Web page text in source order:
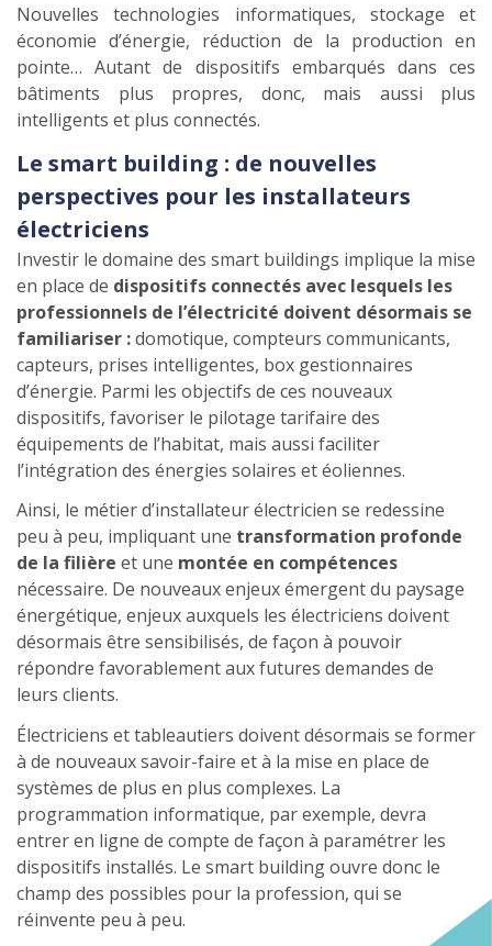
Nouvelles technologies informatiques, stockage et
économie d’énergie, réduction de la production en
pointe… Autant de dispositifs embarqués dans ces
bâtiments plus propres, donc, mais aussi plus
intelligents et plus connectés.
Le smart building : de nouvelles
perspectives pour les installateurs
électriciens
Investir le domaine des smart buildings implique la mise
en place de dispositifs connectés avec lesquels les
professionnels de l’électricité doivent désormais se
familiariser :domotique, compteurs communicants,
capteurs, prises intelligentes, box gestionnaires
d’énergie. Parmi les objectifs de ces nouveaux
dispositifs, favoriser le pilotage tarifaire des
équipements de l’habitat, mais aussi faciliter
l’intégration des énergies solaires et éoliennes.
Ainsi, le métier d’installateur électricien se redessine
peu à peu, impliquant une transformation profonde
de la filière et une montée en compétences
nécessaire. De nouveaux enjeux émergent du paysage
énergétique, enjeux auxquels les électriciens doivent
désormais être sensibilisés, de façon à pouvoir
répondre favorablement aux futures demandes de
leurs clients.
Électriciens et tableautiers doivent désormais se former
à de nouveaux savoir-faire et à la mise en place de
systèmes de plus en plus complexes. La
programmation informatique, par exemple, devra
entrer en ligne de compte de façon à paramétrer les
dispositifs installés. Le smart building ouvre donc le
champ des possibles pour la profession, qui se
réinvente peu à peu.